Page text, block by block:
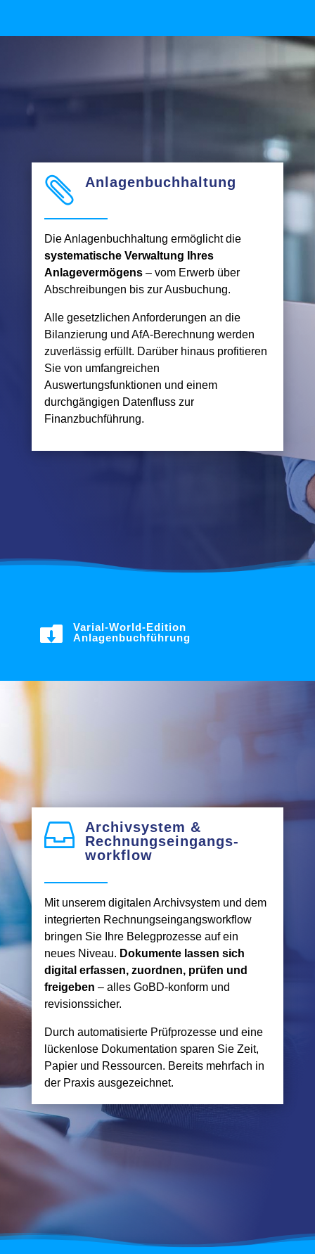
 Anlagenbuchhaltung
Die Anlagenbuchhaltung ermöglicht die
systematische Verwaltung Ihres
Anlagevermögens– vom Erwerb über
Abschreibungen bis zur Ausbuchung.
Alle gesetzlichen Anforderungen an die
Bilanzierung und AfA-Berechnung werden
zuverlässig erfüllt. Darüber hinaus profitieren
Sie von umfangreichen
Auswertungsfunktionen und einem
durchgängigen Datenfluss zur
Finanzbuchführung.

Varial-World-Edition
Anlagenbuchführung

Archivsystem &
Rechnungseingangs-
workflow
Mit unserem digitalen Archivsystem und dem
integrierten Rechnungseingangsworkflow
bringen Sie Ihre Belegprozesse auf ein
neues Niveau. Dokumente lassen sich
digital erfassen, zuordnen, prüfen und
freigeben – alles GoBD-konform und
revisionssicher.
Durch automatisierte Prüfprozesse und eine
lückenlose Dokumentation sparen Sie Zeit,
Papier und Ressourcen. Bereits mehrfach in
der Praxis ausgezeichnet.